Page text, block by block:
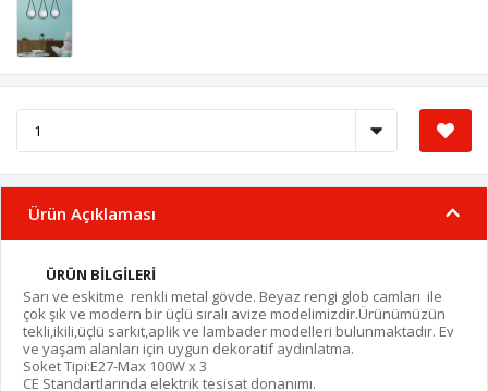
Ürün Açıklaması
ÜRÜN BİLGİLERİ
Sarı ve eskitme renkli metal gövde. Beyaz rengi glob camları ile
çok şık ve modern bir üçlü sıralı avize modelimizdir.Ürünümüzün
tekli,ikili,üçlü sarkıt,aplik ve lambader modelleri bulunmaktadır. Ev
ve yaşam alanları için uygun dekoratif aydınlatma.
Soket Tipi:E27-Max 100W x 3
CE Standartlarında elektrik tesisat donanımı.